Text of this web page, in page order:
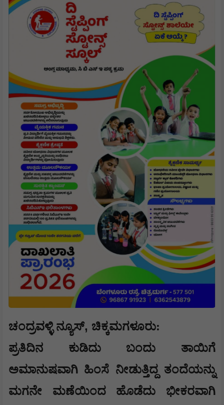
ಚಂದ್ರವಳ್ಳಿ ನ್ಯೂಸ್, ಚಿಕ್ಕಮಗಳೂರು:
ಪ್ರತಿದಿನ ಕುಡಿದು ಬಂದು ತಾಯಿಗೆ
ಅಮಾನುಷವಾಗಿ ಹಿಂಸೆ ನೀಡುತ್ತಿದ್ದ ತಂದೆಯನ್ನು
ಮಗನೇ ಮಣೆಯಿಂದ ಹೊಡೆದು ಭೀಕರವಾಗಿ